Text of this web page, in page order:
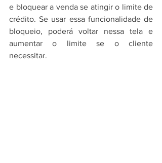
e bloquear a venda se atingir o limite de
crédito. Se usar essa funcionalidade de
bloqueio, poderá voltar nessa tela e
aumentar o limite se o cliente
necessitar.